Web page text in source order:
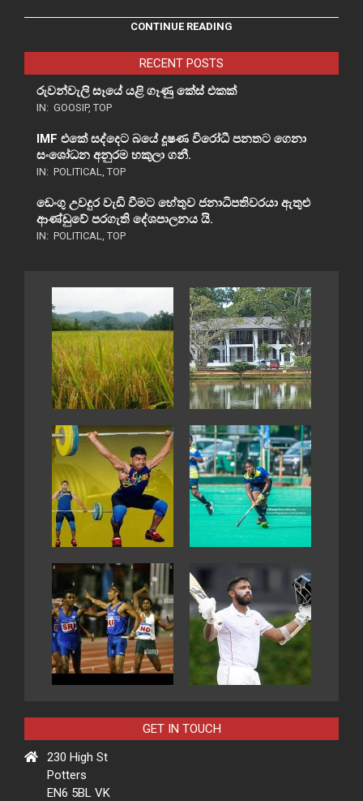
CONTINUE READING
RECENT POSTS
රුවන්වැලි සෑයේ යළි ගෑණු කේස් එකක්
IN: GOOSIP, TOP
IMF එකේ සද්දෙට බයේ දූෂණ විරෝධී පනතට ගෙනා
සංශෝධන අනුරම හකුලා ගනී.
IN: POLITICAL TOP
ඩෙංගු උවදුර වැඩි වීමට හේතුව ජනාධිපතිවරයා ඇතුළු
ආණ්ඩුවේ පරගැති දේශපාලනය යි.
IN: POLITICAL TOP
GET IN TOUCH
230 High St
Potters
EN6 5BL VK